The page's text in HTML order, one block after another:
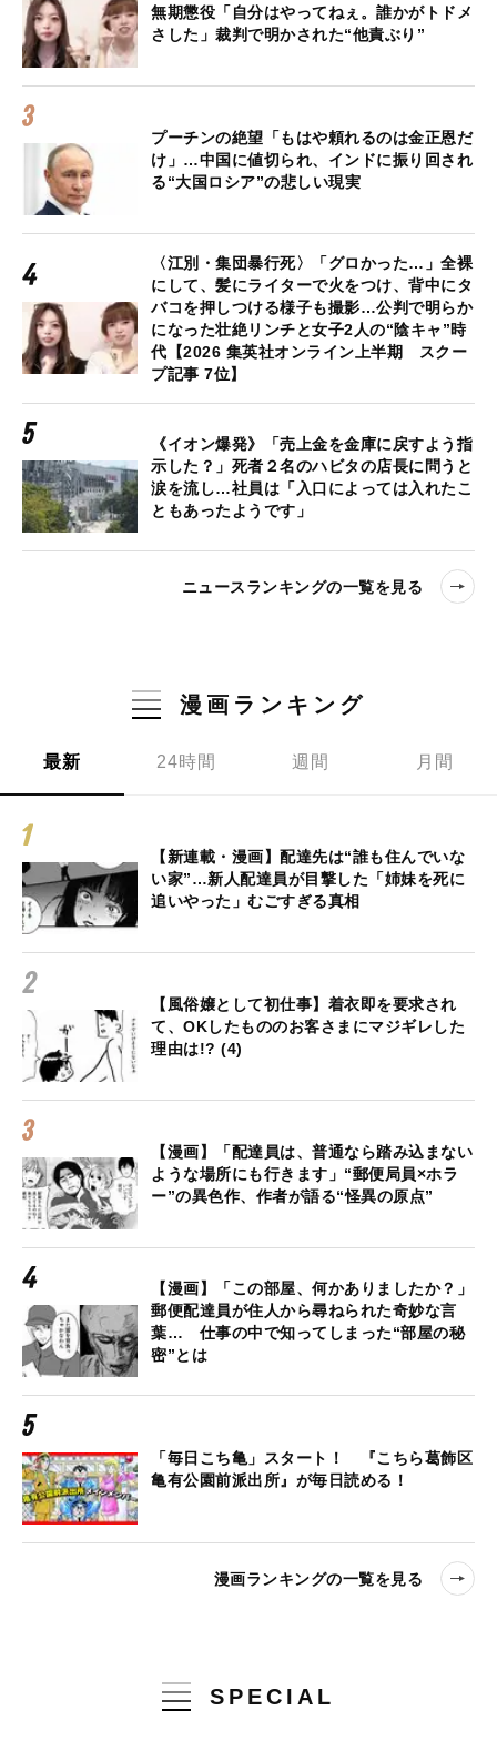
無期懲役「自分はやってねぇ。誰かがトドメ
さした」裁判で明かされた“他責ぶり”
プーチンの絶望「もはや頼れるのは金正恩だ
け」…中国に値切られ、インドに振り回され
る“大国ロシア”の悲しい現実
〈江別・集団暴行死〉「グロかった…」全裸
にして、髪にライターで火をつけ、背中にタ
バコを押しつける様子も撮影…公判で明らか
になった壮絶リンチと女子2人の“陰キャ”時
代【2026 集英社オンライン上半期 スクー
プ記事 7位】
《イオン爆発》「売上金を金庫に戻すよう指
示した？」死者２名のハビタの店長に問うと
涙を流し…社員は「入口によっては入れたこ
ともあったようです」
ニュースランキングの一覧を見る
漫画ランキング
最新 24時間 週間 月間
【新連載・漫画】配達先は“誰も住んでいな
い家”…新人配達員が目撃した「姉妹を死に
追いやった」むごすぎる真相
【風俗嬢として初仕事】着衣即を要求され
て、OKしたもののお客さまにマジギレした
理由は!? (4)
【漫画】「配達員は、普通なら踏み込まない
ような場所にも行きます」“郵便局員×ホラ
ー”の異色作、作者が語る“怪異の原点”
【漫画】「この部屋、何かありましたか？」
郵便配達員が住人から尋ねられた奇妙な言
葉… 仕事の中で知ってしまった“部屋の秘
密”とは
「毎日こち亀」スタート！ 『こちら葛飾区
亀有公園前派出所』が毎日読める！
漫画ランキングの一覧を見る
SPECIAL